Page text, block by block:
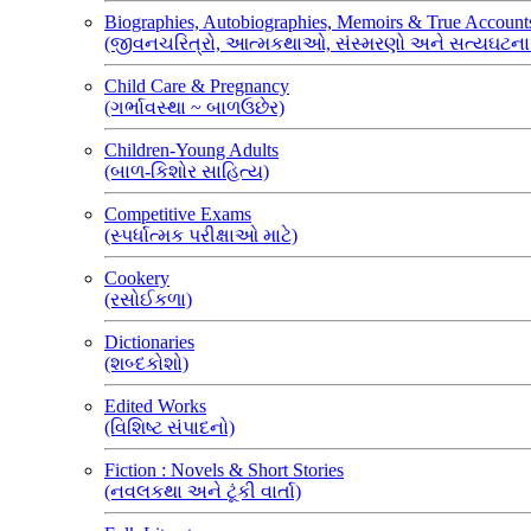
Biographies, Autobiographies, Memoirs & True
(જીવનચરિત્રો, આત્મકથાઓ, સંસ્મરણો અને
Child Care & Pregnancy
(ગર્ભાવસ્થા ~ બાળઉછેર)
Children-Young Adults
(બાળ-કિશોર સાહિત્ય)
Competitive Exams
(સ્પર્ધાત્મક પરીક્ષાઓ માટે)
Cookery
(રસોઈકળા)
Dictionaries
(શબ્દકોશો)
Edited Works
(વિશિષ્ટ સંપાદનો)
Fiction : Novels & Short Stories
(નવલકથા અને ટૂંકી વાર્તા)